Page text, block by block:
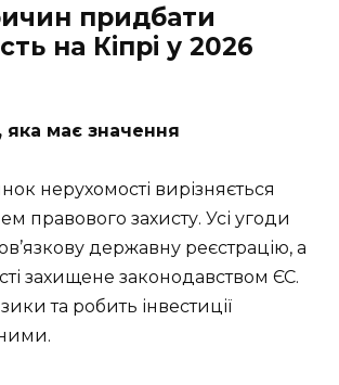
придбати
на Кіпрі у 2026
яка має значення
нерухомості вирізняється
правового захисту. Усі угоди
державну реєстрацію, а
захищене законодавством ЄС.
та робить інвестиції